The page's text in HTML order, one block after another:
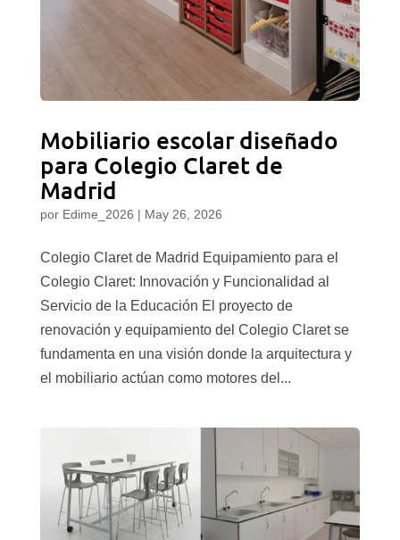
Mobiliario escolar diseñado
para Colegio Claret de
Madrid
por Edime_2026 | May 26, 2026
Colegio Claret de Madrid Equipamiento para el
Colegio Claret: Innovación y Funcionalidad al
Servicio de la Educación El proyecto de
renovación y equipamiento del Colegio Claret se
fundamenta en una visión donde la arquitectura y
el mobiliario actúan como motores del...